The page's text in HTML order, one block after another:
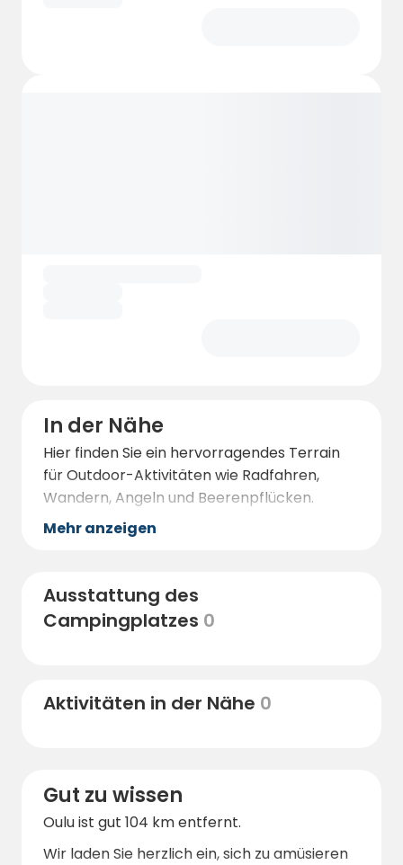
In der Nähe
Hier finden Sie ein hervorragendes Terrain
für Outdoor-Aktivitäten wie Radfahren,
Wandern, Angeln und Beerenpflücken.
Mehr anzeigen
Ausstattung des
Campingplatzes 0
Aktivitäten in der Nähe 0
Gut zu wissen
Oulu ist gut 104 km entfernt.
Wir laden Sie herzlich ein, sich zu amüsieren